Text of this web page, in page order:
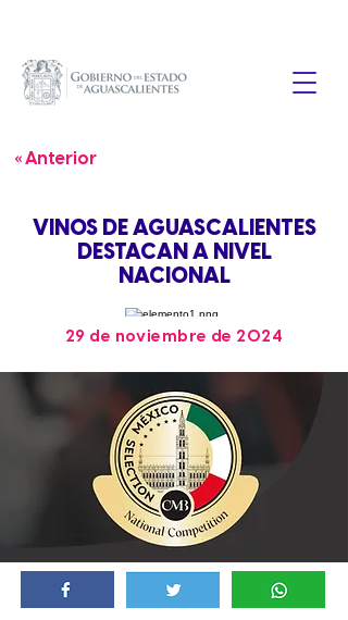
« Anterior
VINOS DE AGUASCALIENTES
DESTACAN A NIVEL
NACIONAL
29 de noviembre de 2024